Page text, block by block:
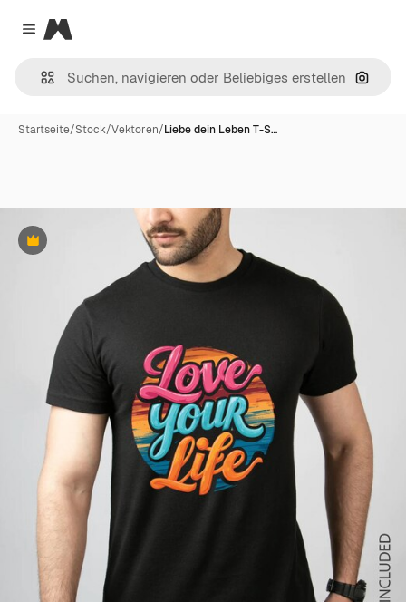
Close menu
Magnific
Nach
Startseite/Stock/Vektoren/Liebe dein Leben T-S…
Premium